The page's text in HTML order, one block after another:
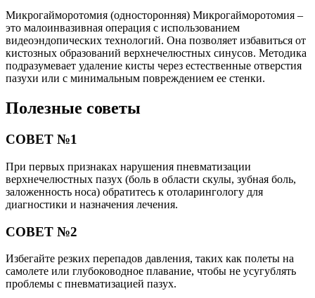
Микрогайморотомия (односторонняя) Микрогайморотомия –
это малоинвазивная операция с использованием
видеоэндопических технологий. Она позволяет избавиться от
кистозных образований верхнечелюстных синусов. Методика
подразумевает удаление кисты через естественные отверстия
пазухи или с минимальным повреждением ее стенки.
Полезные советы
СОВЕТ №1
При первых признаках нарушения пневматизации
верхнечелюстных пазух (боль в области скулы, зубная боль,
заложенность носа) обратитесь к отоларингологу для
диагностики и назначения лечения.
СОВЕТ №2
Избегайте резких перепадов давления, таких как полеты на
самолете или глубоководное плавание, чтобы не усугублять
проблемы с пневматизацией пазух.